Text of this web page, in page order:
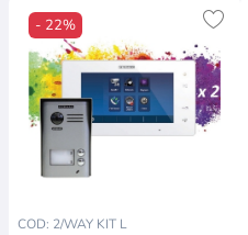
- 22%
COD: 2/WAY KIT L